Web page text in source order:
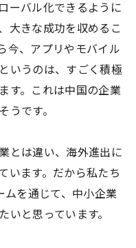
ーバル化できるように
大きな成功を収めるこ
今、アプリやモバイル
いうのは、すごく積極
す。これは中国の企業
うです。
とは違い、海外進出に
います。だから私たち
ムを通じて、中小企業
いと思っています。